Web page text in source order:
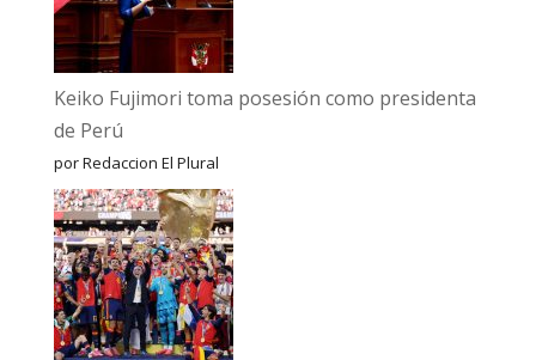
Keiko Fujimori toma posesión como presidenta
de Perú
por Redaccion El Plural